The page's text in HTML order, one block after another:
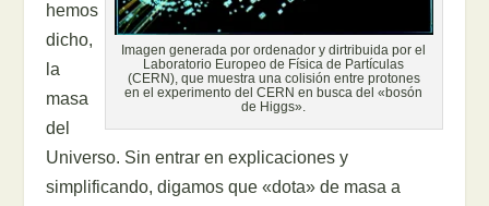
Imagen generada por ordenador y dirtribuida por el
Laboratorio Europeo de Física de Partículas
(CERN), que muestra una colisión entre protones
en el experimento del CERN en busca del «bosón
de Higgs».
hemos
dicho,
la
masa
del
Universo. Sin entrar en explicaciones y
simplificando, digamos que «dota» de masa a